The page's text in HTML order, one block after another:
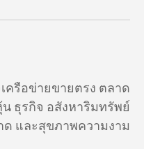
ครือข่ายขายตรง ตลาด
ธุรกิจ อสังหาริมทรัพย์
และสุขภาพความงาม